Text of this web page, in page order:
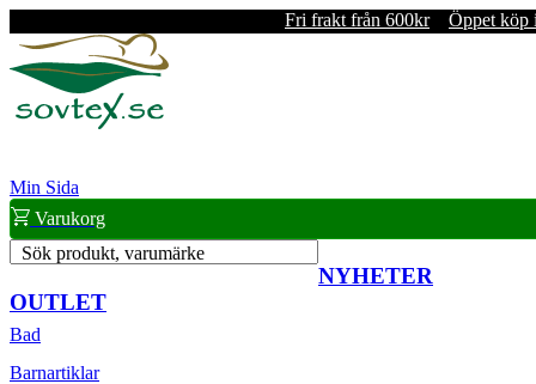
Fri frakt från 600kr Öppet köp
Min Sida
Varukorg
Sök produkt, varumärke
NYHETER
OUTLET
Bad
Barnartiklar